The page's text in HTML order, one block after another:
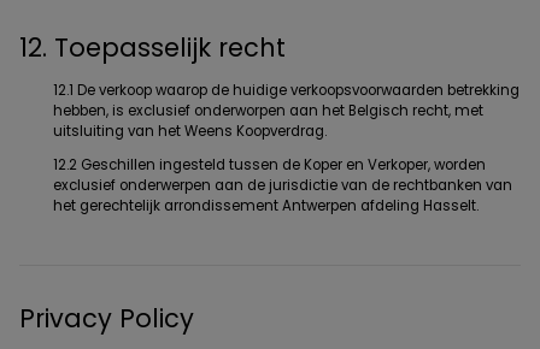
12. Toepasselijk recht
12.1 De verkoop waarop de huidige verkoopsvoorwaarden betrekking
hebben, is exclusief onderworpen aan het Belgisch recht, met
uitsluiting van het Weens Koopverdrag.
12.2 Geschillen ingesteld tussen de Koper en Verkoper, worden
exclusief onderwerpen aan de jurisdictie van de rechtbanken van
het gerechtelijk arrondissement Antwerpen afdeling Hasselt.
Privacy Policy